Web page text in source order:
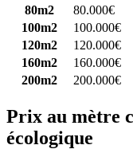
80m2
80.000€
100m2
100.000€
120m2
120.000€
160m2
160.000€
200m2
200.000€
Prix au mètre
écologique